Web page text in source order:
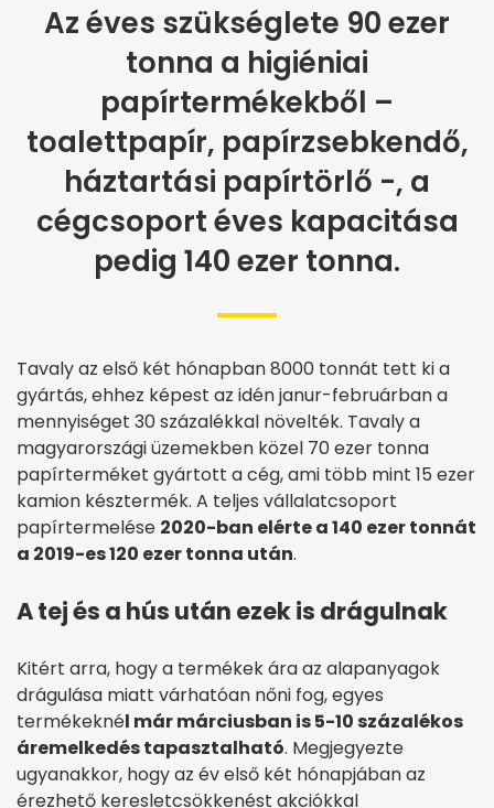
Az éves szükséglete 90 ezer
tonna a higiéniai
papírtermékekből –
toalettpapír, papírzsebkendő,
háztartási papírtörlő -, a
cégcsoport éves kapacitása
pedig 140 ezer tonna.
Tavaly az első két hónapban 8000 tonnát tett ki a
gyártás, ehhez képest az idén janur-februárban a
mennyiséget 30 százalékkal növelték. Tavaly a
magyarországi üzemekben közel 70 ezer tonna
papírterméket gyártott a cég, ami több mint 15 ezer
kamion késztermék. A teljes vállalatcsoport
papírtermelése 2020-ban elérte a 140 ezer tonnát
a 2019-es 120 ezer tonna után.
A tej és a hús után ezek is drágulnak
Kitért arra, hogy a termékek ára az alapanyagok
drágulása miatt várhatóan nőni fog, egyes
termékeknél már márciusban is 5-10 százalékos
áremelkedés tapasztalható. Megjegyezte
ugyanakkor, hogy az év első két hónapjában az
érezhető keresletcsökkenést akciókkal